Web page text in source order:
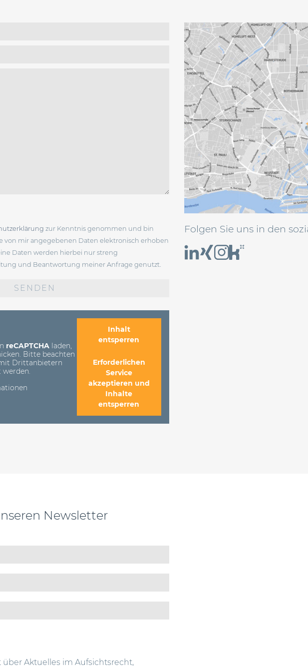
zur Kenntnis genommen und bin
von mir angegebenen Daten elektronisch erhoben
Daten werden hierbei nur streng
und Beantwortung meiner Anfrage genutzt.
reCAPTCHAladen,
Bitte beachten
Drittanbietern
werden.
Inhalt
entsperren
Erforderlichen
Service
akzeptieren und
Inhalte
entsperren
Folgen Sie uns in den
Newsletter
Aktuelles im Aufsichtsrecht,